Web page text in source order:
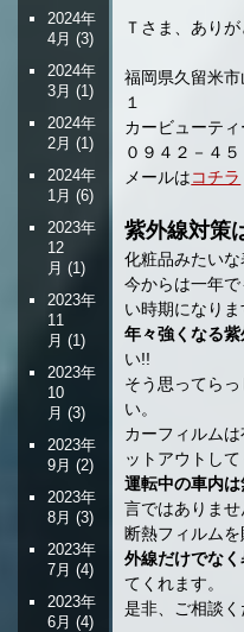
Ｔさま、あり
福岡県久留米
１
カービューテ
０９４２－４
メールはコチラ
紫外線対策
化粧品みたいな
今からは一年
い時期になりま
年々強くなる紫
い!!
そう思ってら
い。
カーフィルム
ットアウトして
運転中の車内
言ではありませ
断熱フィルム
外線だけでな
てくれます。
是非、ご相談
2024年
4月 (3)
2024年
3月 (1)
2024年
2月 (1)
2024年
1月 (6)
2023年
12
月 (1)
2023年
11
月 (1)
2023年
10
月 (3)
2023年
9月 (2)
2023年
8月 (3)
2023年
7月 (4)
2023年
6月 (4)